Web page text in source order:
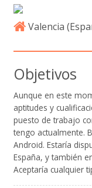
Valencia (
Objetivos
Aunque en este
aptitudes y
puesto de trabajo
tengo actualmente.
Android. Estaría
España, y también
Aceptaría cualquier